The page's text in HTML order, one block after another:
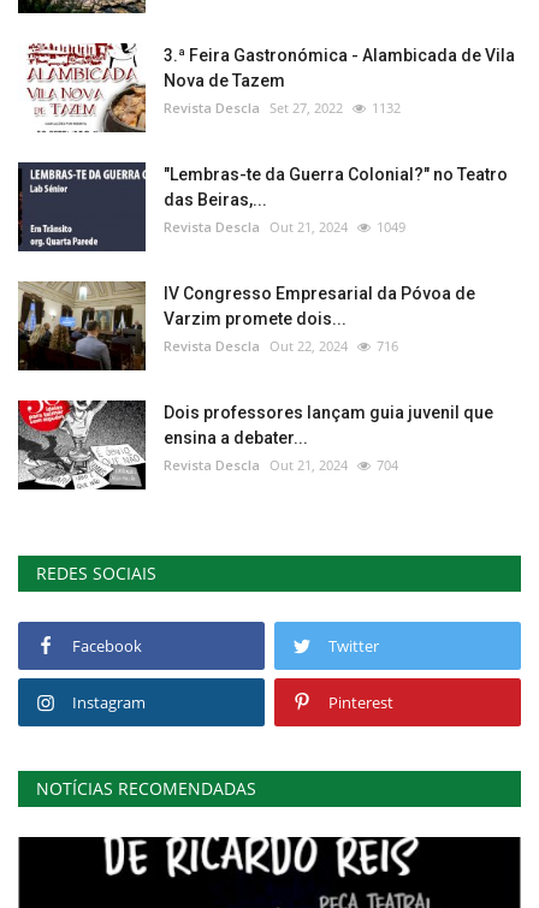
3.ª Feira Gastronómica - Alambicada de Vila
Nova de Tazem
Revista Descla Set 27, 2022 1132
"Lembras-te da Guerra Colonial?" no Teatro
das Beiras,...
Revista Descla Out 21, 2024 1049
IV Congresso Empresarial da Póvoa de
Varzim promete dois...
Revista Descla Out 22, 2024 716
Dois professores lançam guia juvenil que
ensina a debater...
Revista Descla Out 21, 2024 704
REDES SOCIAIS
Facebook Twitter
Instagram Pinterest
NOTÍCIAS RECOMENDADAS